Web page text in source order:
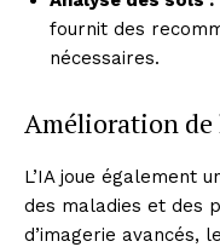
fournit des
nécessaires.
Amélioration de
L’IA joue également
des maladies et des
d’imagerie avancés,